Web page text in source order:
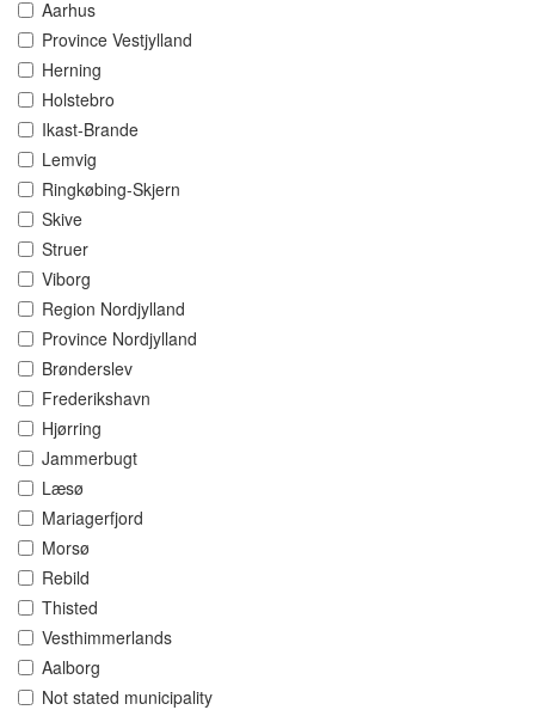
Aarhus
Province Vestjylland
Herning
Holstebro
Ikast-Brande
Lemvig
Ringkøbing-Skjern
Skive
Struer
Viborg
Region Nordjylland
Province Nordjylland
Brønderslev
Frederikshavn
Hjørring
Jammerbugt
Læsø
Mariagerfjord
Morsø
Rebild
Thisted
Vesthimmerlands
Aalborg
Not stated municipality